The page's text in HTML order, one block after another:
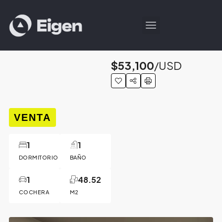
VENTA
DORMITORIO
1
BAÑO
1
COCHERA
1
M2
48.52
$53,100/USD